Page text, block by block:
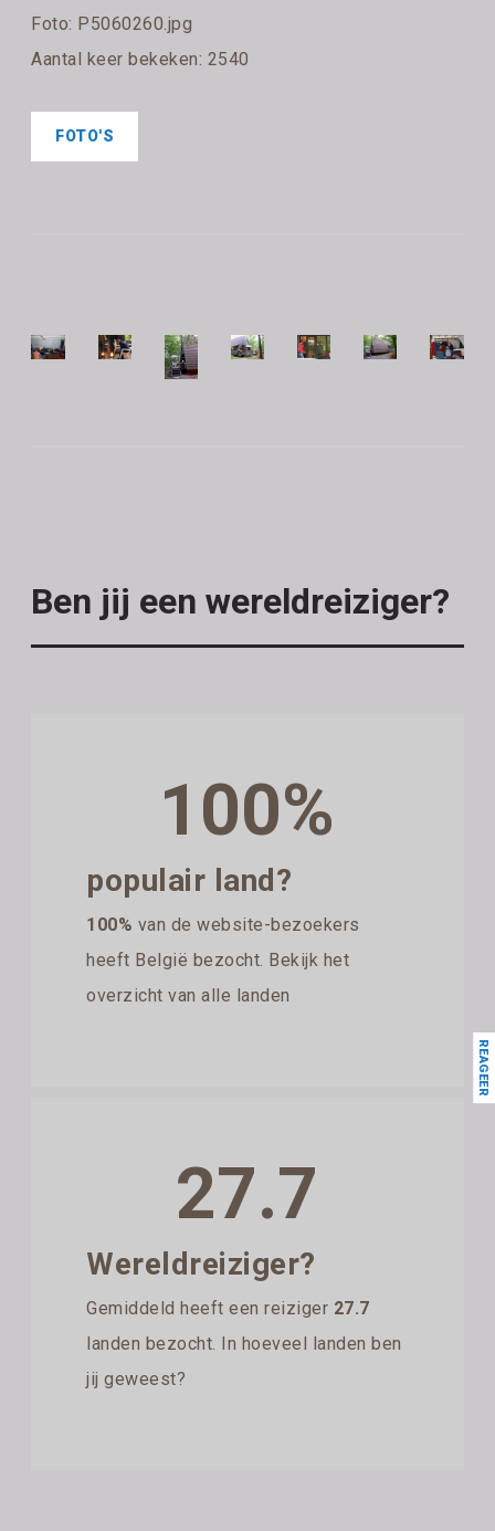
Foto: P5060260.jpg
Aantal keer bekeken: 2540
FOTO'S
Ben jij een wereldreiziger?
100%
populair land?
100% van de website-bezoekers
heeft België bezocht. Bekijk het
overzicht van alle landen
27.7
Wereldreiziger?
Gemiddeld heeft een reiziger 27.7
landen bezocht. In hoeveel landen ben
jij geweest?
REAGEER